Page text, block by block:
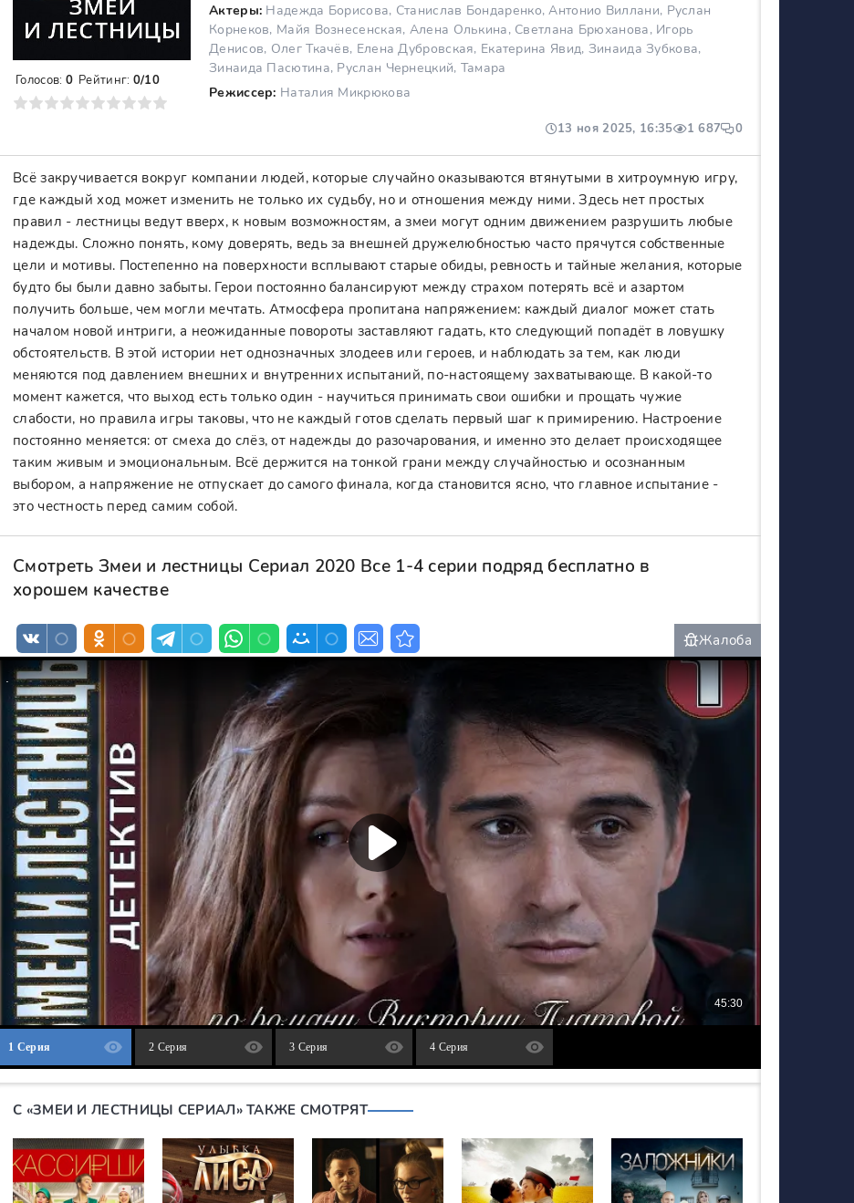
Актеры: Надежда Борисова, Станислав Бондаренко, Антонио Виллани, Руслан
Корнеков, Майя Вознесенская, Алена Олькина, Светлана Брюханова, Игорь
Денисов, Олег Ткачёв, Елена Дубровская, Екатерина Явид, Зинаида Зубкова,
Зинаида Пасютина, Руслан Чернецкий, Тамара
Режиссер: Наталия Микрюкова
13 ноя 2025, 16:35 1 687 0
Голосов: 0 Рейтинг: 0/10
7 8 9 10
Всё закручивается вокруг компании людей, которые случайно оказываются втянутыми в хитроумную игру,
где каждый ход может изменить не только их судьбу, но и отношения между ними. Здесь нет простых
правил - лестницы ведут вверх, к новым возможностям, а змеи могут одним движением разрушить любые
надежды. Сложно понять, кому доверять, ведь за внешней дружелюбностью часто прячутся собственные
цели и мотивы. Постепенно на поверхности всплывают старые обиды, ревность и тайные желания, которые
будто бы были давно забыты. Герои постоянно балансируют между страхом потерять всё и азартом
получить больше, чем могли мечтать. Атмосфера пропитана напряжением: каждый диалог может стать
началом новой интриги, а неожиданные повороты заставляют гадать, кто следующий попадёт в ловушку
обстоятельств. В этой истории нет однозначных злодеев или героев, и наблюдать за тем, как люди
меняются под давлением внешних и внутренних испытаний, по-настоящему захватывающе. В какой-то
момент кажется, что выход есть только один - научиться принимать свои ошибки и прощать чужие
слабости, но правила игры таковы, что не каждый готов сделать первый шаг к примирению. Настроение
постоянно меняется: от смеха до слёз, от надежды до разочарования, и именно это делает происходящее
таким живым и эмоциональным. Всё держится на тонкой грани между случайностью и осознанным
выбором, а напряжение не отпускает до самого финала, когда становится ясно, что главное испытание -
это честность перед самим собой.
Смотреть Змеи и лестницы Сериал 2020 Все 1-4 серии подряд бесплатно в
хорошем качестве
1 Серия 2 Серия 3 Серия 4 Серия
Жалоба
С «ЗМЕИ И ЛЕСТНИЦЫ СЕРИАЛ» ТАКЖЕ СМОТРЯТ